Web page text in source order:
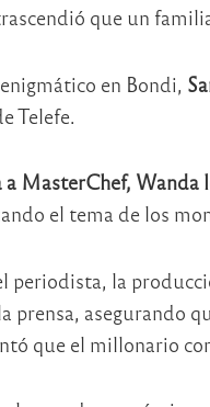
que un
en Bondi,
Telefe.
a MasterChef, Wanda
el tema de los
periodista, la
prensa, asegurando
que el millonario